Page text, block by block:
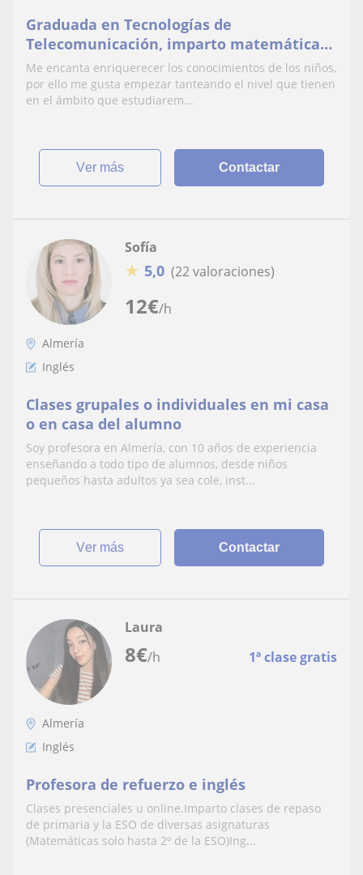
Graduada en Tecnologías de
Telecomunicación, imparto matemáticas,
inglés y conocimientos de la ESO.
Me encanta enriquerecer los conocimientos de los niños,
por ello me gusta empezar tanteando el nivel que tienen
en el ámbito que estudiarem...
ver más Contactar
12€/h
Sofía
★ 5,0 (22 valoraciones)
Almería
Inglés
Clases grupales o individuales en mi casa
o en casa del alumno
Soy profesora en Almería, con 10 años de experiencia
enseñando a todo tipo de alumnos, desde niños
pequeños hasta adultos ya sea cole, inst...
ver más Contactar
8€/h 1ª clase gratis
Laura
Almería
Inglés
Profesora de refuerzo e inglés
Clases presenciales u online.Imparto clases de repaso
de primaria y la ESO de diversas asignaturas
(Matemáticas solo hasta 2º de la ESO)Ing...